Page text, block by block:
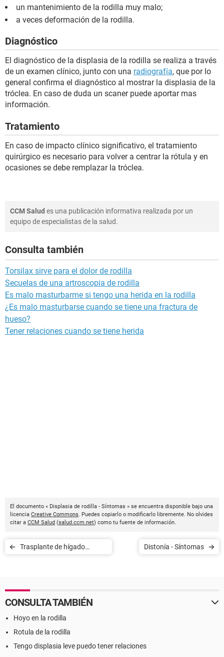
un mantenimiento de la rodilla muy malo;
a veces deformación de la rodilla.
Diagnóstico
El diagnóstico de la displasia de la rodilla se realiza a través
de un examen clínico, junto con una radiografía, que por lo
general confirma el diagnóstico al mostrar la displasia de la
tróclea. En caso de duda un scaner puede aportar mas
información.
Tratamiento
En caso de impacto clínico significativo, el tratamiento
quirúrgico es necesario para volver a centrar la rótula y en
ocasiones se debe remplazar la tróclea.
CCM Salud es una publicación informativa realizada por un
equipo de especialistas de la salud.
Consulta también
Torsilax sirve para el dolor de rodilla
Secuelas de una artroscopia de rodilla
Es malo masturbarme si tengo una herida en la rodilla
¿Es malo masturbarse cuando se tiene una fractura de
hueso?
Tener relaciones cuando se tiene herida
El documento « Displasia de rodilla - Síntomas » se encuentra disponible bajo una
licencia Creative Commons. Puedes copiarlo o modificarlo libremente. No olvides
citar a CCM Salud (salud.ccm.net) como tu fuente de información.
Trasplante de hígado
Distonía - Síntomas
CONSULTA TAMBIÉN
Hoyo en la rodilla
Rotula de la rodilla
Tengo displasia leve puedo tener relaciones